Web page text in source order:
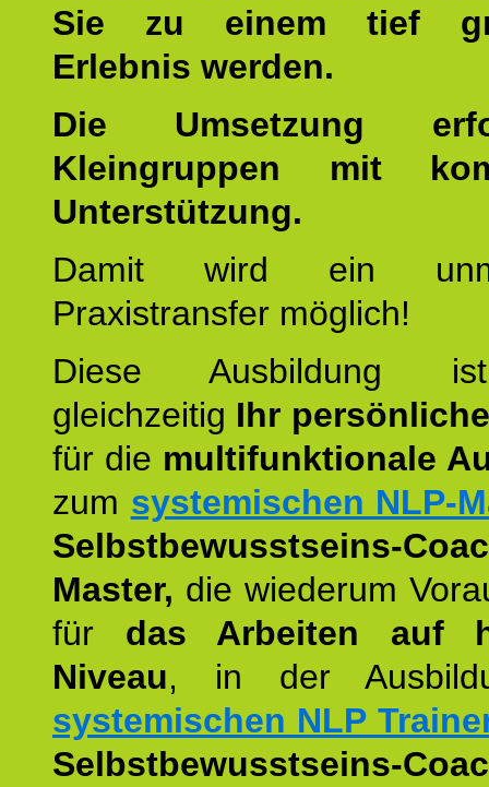
Sie zu einem tief
Erlebnis werden.
Die Umsetzung
Kleingruppen mit
Unterstützung.
Damit wird ein
Praxistransfer möglich!
Diese Ausbildung
gleichzeitig Ihr
für die multifunktionale
zum systemischen NLP-
Selbstbewusstseins-
Master, die wiederum
für das Arbeiten auf
Niveau, in der
systemischen NLP
Selbstbewusstseins-